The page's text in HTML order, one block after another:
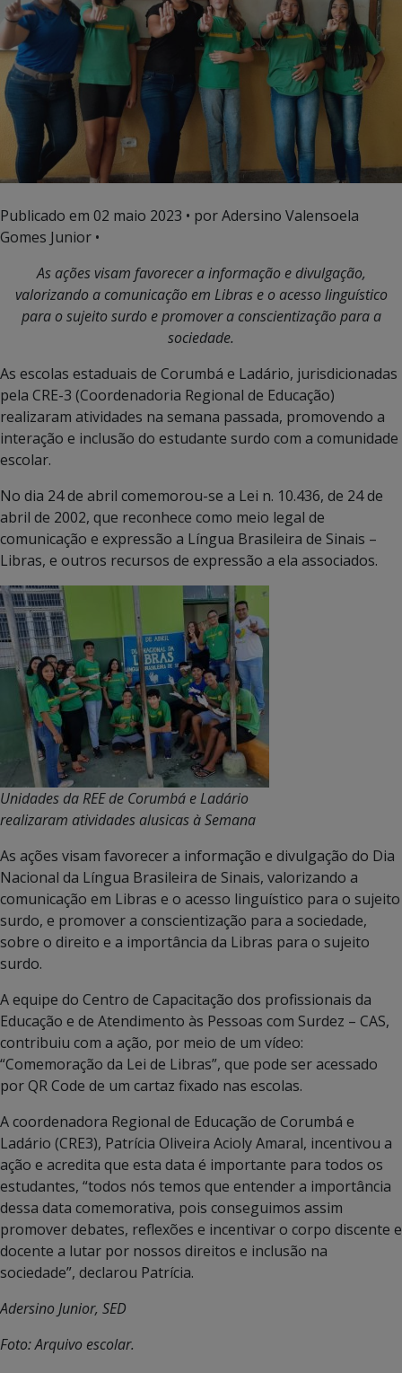
Publicado em 02 maio 2023 • por Adersino Valensoela
Gomes Junior •
As ações visam favorecer a informação e divulgação,
valorizando a comunicação em Libras e o acesso linguístico
para o sujeito surdo e promover a conscientização para a
sociedade.
As escolas estaduais de Corumbá e Ladário, jurisdicionadas
pela CRE-3 (Coordenadoria Regional de Educação)
realizaram atividades na semana passada, promovendo a
interação e inclusão do estudante surdo com a comunidade
escolar.
No dia 24 de abril comemorou-se a Lei n. 10.436, de 24 de
abril de 2002, que reconhece como meio legal de
comunicação e expressão a Língua Brasileira de Sinais –
Libras, e outros recursos de expressão a ela associados.
Unidades da REE de Corumbá e Ladário
realizaram atividades alusicas à Semana
As ações visam favorecer a informação e divulgação do Dia
Nacional da Língua Brasileira de Sinais, valorizando a
comunicação em Libras e o acesso linguístico para o sujeito
surdo, e promover a conscientização para a sociedade,
sobre o direito e a importância da Libras para o sujeito
surdo.
A equipe do Centro de Capacitação dos profissionais da
Educação e de Atendimento às Pessoas com Surdez – CAS,
contribuiu com a ação, por meio de um vídeo:
“Comemoração da Lei de Libras”, que pode ser acessado
por QR Code de um cartaz fixado nas escolas.
A coordenadora Regional de Educação de Corumbá e
Ladário (CRE3), Patrícia Oliveira Acioly Amaral, incentivou a
ação e acredita que esta data é importante para todos os
estudantes, “todos nós temos que entender a importância
dessa data comemorativa, pois conseguimos assim
promover debates, reflexões e incentivar o corpo discente e
docente a lutar por nossos direitos e inclusão na
sociedade”, declarou Patrícia.
Adersino Junior, SED
Foto: Arquivo escolar.